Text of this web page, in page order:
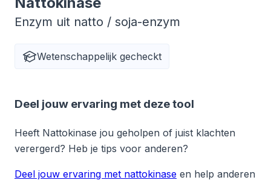
Enzym uit natto / soja-enzym
Behandeling
Wetenschappelijk gecheckt
informatie
Deel jouw ervaring met deze tool
Heeft Nattokinase jou geholpen of juist klachten
verergerd? Heb je tips voor anderen?
Deel jouw ervaring met nattokinase en help anderen